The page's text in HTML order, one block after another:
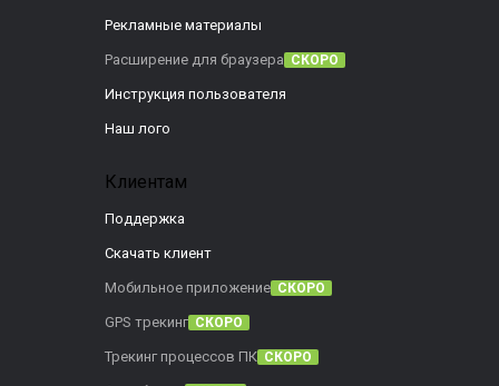
Рекламные материалы
Расширение для браузера СКОРО
Инструкция пользователя
Наш лого
Клиентам
Поддержка
Скачать клиент
Мобильное приложение СКОРО
GPS трекинг СКОРО
Трекинг процессов ПК СКОРО